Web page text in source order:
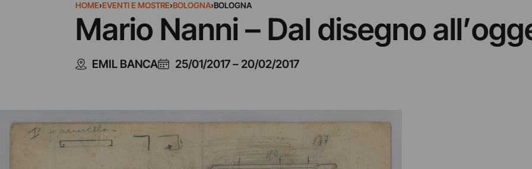
HOME›EVENTI E MOSTRE›BOLOGNA›BOLOGNA
Mario Nanni – Dal disegno
EMIL BANCA 25/01/2017– 20/02/2017